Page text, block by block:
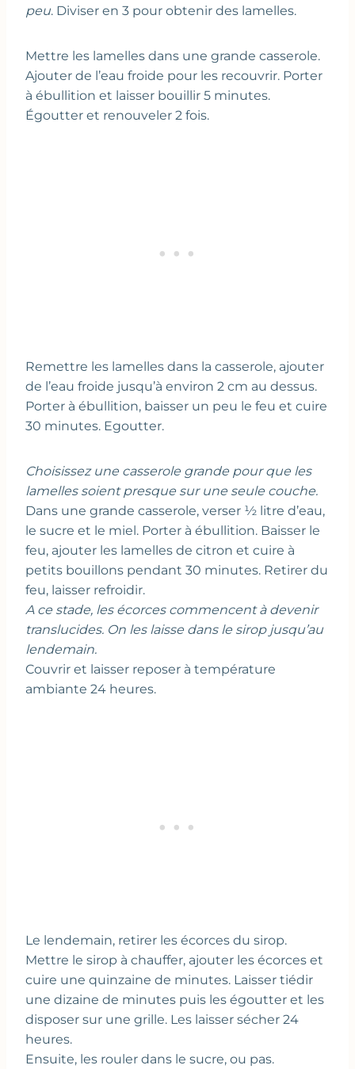
peu. Diviser en 3 pour obtenir des lamelles.
Mettre les lamelles dans une grande casserole.
Ajouter de l’eau froide pour les recouvrir. Porter
à ébullition et laisser bouillir 5 minutes.
Égoutter et renouveler 2 fois.
Remettre les lamelles dans la casserole, ajouter
de l’eau froide jusqu’à environ 2 cm au dessus.
Porter à ébullition, baisser un peu le feu et cuire
30 minutes. Egoutter.
Choisissez une casserole grande pour que les
lamelles soient presque sur une seule couche.
Dans une grande casserole, verser ½ litre d’eau,
le sucre et le miel. Porter à ébullition. Baisser le
feu, ajouter les lamelles de citron et cuire à
petits bouillons pendant 30 minutes. Retirer du
feu, laisser refroidir.
A ce stade, les écorces commencent à devenir
translucides. On les laisse dans le sirop jusqu’au
lendemain.
Couvrir et laisser reposer à température
ambiante 24 heures.
Le lendemain, retirer les écorces du sirop.
Mettre le sirop à chauffer, ajouter les écorces et
cuire une quinzaine de minutes. Laisser tiédir
une dizaine de minutes puis les égoutter et les
disposer sur une grille. Les laisser sécher 24
heures.
Ensuite, les rouler dans le sucre, ou pas.